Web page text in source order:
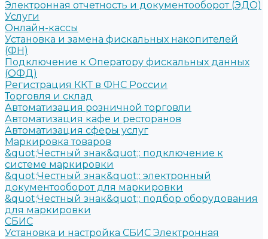
Электронная отчетность и документооборот (ЭДО)
Услуги
Онлайн-кассы
Установка и замена фискальных накопителей
(ФН)
Подключение к Оператору фискальных данных
(ОФД)
Регистрация ККТ в ФНС России
Торговля и склад
Автоматизация розничной торговли
Автоматизация кафе и ресторанов
Автоматизация сферы услуг
Маркировка товаров
&quot;Честный знак&quot;: подключение к
системе маркировки
&quot;Честный знак&quot;: электронный
документооборот для маркировки
&quot;Честный знак&quot;: подбор оборудования
для маркировки
СБИС
Установка и настройка СБИС Электронная